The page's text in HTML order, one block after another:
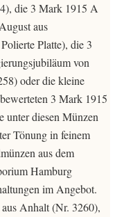
die 3 Mark 1915 A
aus
Platte), die 3
von
oder die kleine
3 Mark 1915
unter diesen Münzen
Tönung in feinem
aus dem
Hamburg
im Angebot.
Anhalt (Nr. 3260),